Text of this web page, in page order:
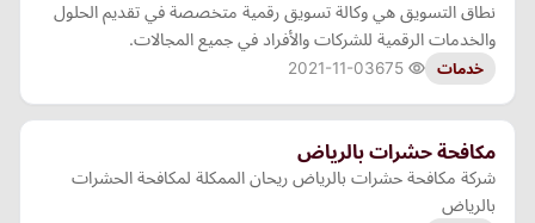
نطاق التسويق هي وكالة تسويق رقمية متخصصة في تقديم الحلول
والخدمات الرقمية للشركات والأفراد في جميع المجالات.
خدمات 2021-11-03
مكافحة حشرات بالرياض
شركة مكافحة حشرات بالرياض ريحان الممكلة لمكافحة الحشرات
بالرياض